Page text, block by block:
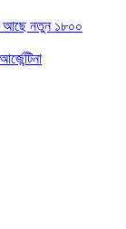
আছে নতুন ১৮০০